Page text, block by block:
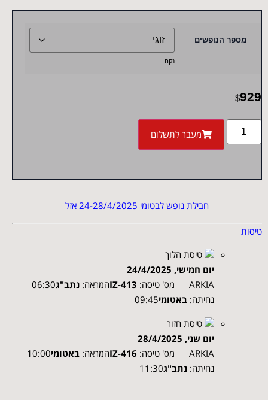
מספר הנופשים
נקה
$929
מעבר לתשלום
חבילת נופש לבטומי 24-28/4/2025 אזל
טיסות
טיסת הלוך
יום חמישי, 24/4/2025
ARKIA מס' טיסה:
IZ-413המראה: נתב"ג06:30
נחיתה: באטומי09:45
טיסת חזור
יום שני, 28/4/2025
ARKIA מס' טיסה:
IZ-416המראה: באטומי10:00
נחיתה: נתב"ג11:30